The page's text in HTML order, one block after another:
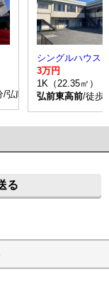
/弘南バス 楮町 停歩2
シングルハウス
3万円
1K（22.35㎡）
弘前東高前/徒歩
る